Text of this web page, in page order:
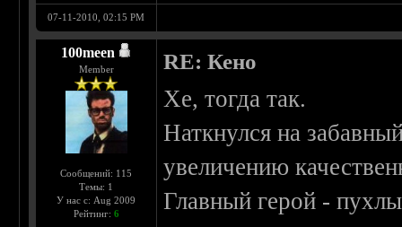
07-11-2010, 02:15 PM
100meen
Member
Сообщений: 115
Темы: 1
У нас с: Aug 2009
Рейтинг: 6
RE: Кено
Хе, тогда так.
Наткнулся на
увеличению
Главный герой -